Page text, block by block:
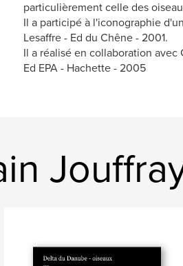
particulièrement celle des
Il a participé à l'iconographie
Lesaffre - Ed du Chêne - 2001.
Il a réalisé en collaboration avec
Ed EPA - Hachette - 2005